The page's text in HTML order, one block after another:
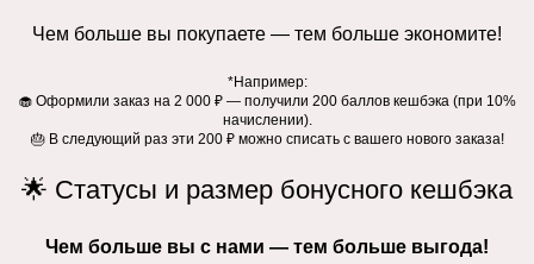
Чем больше вы покупаете — тем больше экономите!
*Например:
🧁 Оформили заказ на 2 000 ₽ — получили 200 баллов кешбэка (при 10%
начислении).
🎂 В следующий раз эти 200 ₽ можно списать с вашего нового заказа!
🌟 Статусы и размер бонусного кешбэка
Чем больше вы с нами — тем больше выгода!